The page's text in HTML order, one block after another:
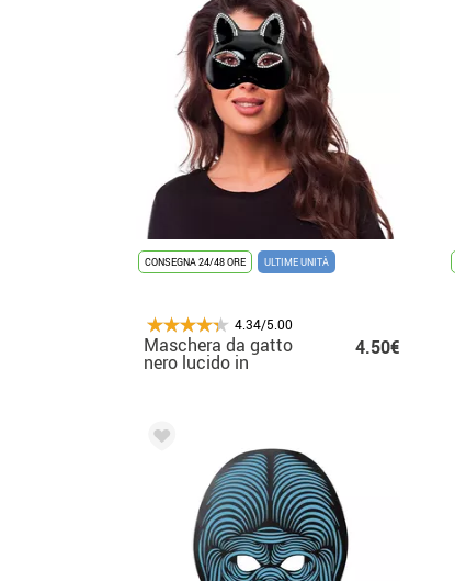
CONSEGNA 24/48 ORE ULTIME UNITÀ
4.34/5.00
Maschera da gatto
nero lucido in
4.50€